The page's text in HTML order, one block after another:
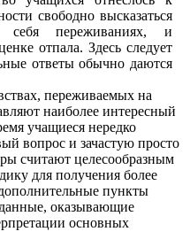
свободно высказаться
переживаниях, и
отпала. Здесь следует
ответы обычно даются
переживаемых на
наиболее интересный
учащиеся нередко
вопрос и зачастую просто
считают целесообразным
для получения более
пункты
оказывающие
основных